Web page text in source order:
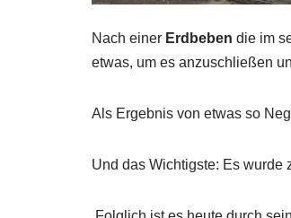
Nach einer Erdbeben die im
etwas, um es anzuschließen
Als Ergebnis von etwas so
Und das Wichtigste: Es wurde